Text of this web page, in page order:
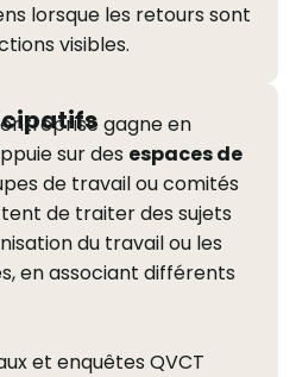
lorsque les retours sont
visibles.
gagne en
sur des espaces de
de travail ou comités
de traiter des sujets
du travail ou les
en associant différents
et enquêtes QVCT